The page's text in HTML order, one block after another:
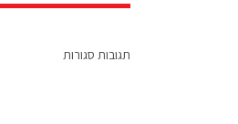
תגובות סגורות